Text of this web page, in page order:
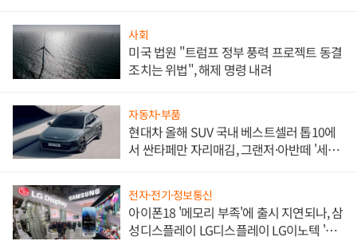
사회
미국 법원 "트럼프 정부 풍력 프로젝트 동결
조치는 위법", 해제 명령 내려
자동차·부품
현대차 올해 SUV 국내 베스트셀러 톱10에
서 싼타페만 자리매김, 그랜저·아반떼 '세단
전자·전기·정보통신
아이폰18 '메모리 부족'에 출시 지연되나, 삼
성디스플레이 LG디스플레이 LG이노텍 '탈